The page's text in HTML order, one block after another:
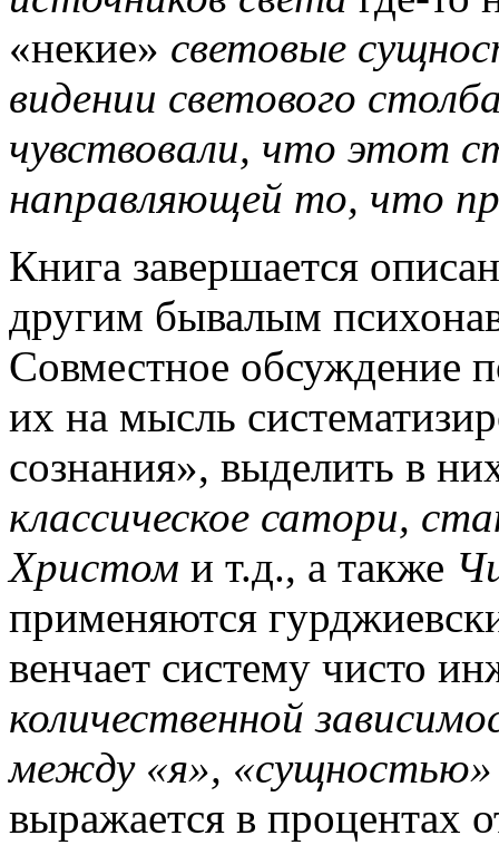
«некие» световые
видении светового
чувствовали, что этот
направляющей то, что
Книга завершается
другим бывалым
Совместное обсуждение
их на мысль
сознания», выделить в
классическое сатори,
Христом и т.д., а также
применяются
венчает систему чисто
количественной
между «я», «сущностью»
выражается в процентах